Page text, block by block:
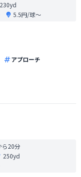
230yd
5.5円/球〜
アプローチ
ら20分
250yd